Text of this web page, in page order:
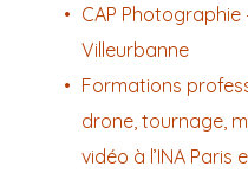
CAP Photographie
Villeurbanne
Formations
drone, tournage,
vidéo à l’INA Paris